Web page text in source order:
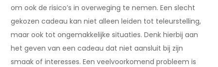
om ook de risico’s in overweging te nemen. Een slecht
gekozen cadeau kan niet alleen leiden tot teleurstelling,
maar ook tot ongemakkelijke situaties. Denk hierbij aan
het geven van een cadeau dat niet aansluit bij zijn
smaak of interesses. Een veelvoorkomend probleem is